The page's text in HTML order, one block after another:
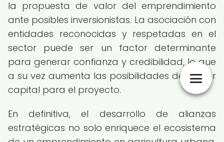
la propuesta de valor del emprendimiento
ante posibles inversionistas. La asociación con
entidades reconocidas y respetadas en el
sector puede ser un factor determinante
para generar confianza y credibilidad, lo que
a su vez aumenta las posibilidades de atraer
capital para el proyecto.
En definitiva, el desarrollo de alianzas
estratégicas no solo enriquece el ecosistema